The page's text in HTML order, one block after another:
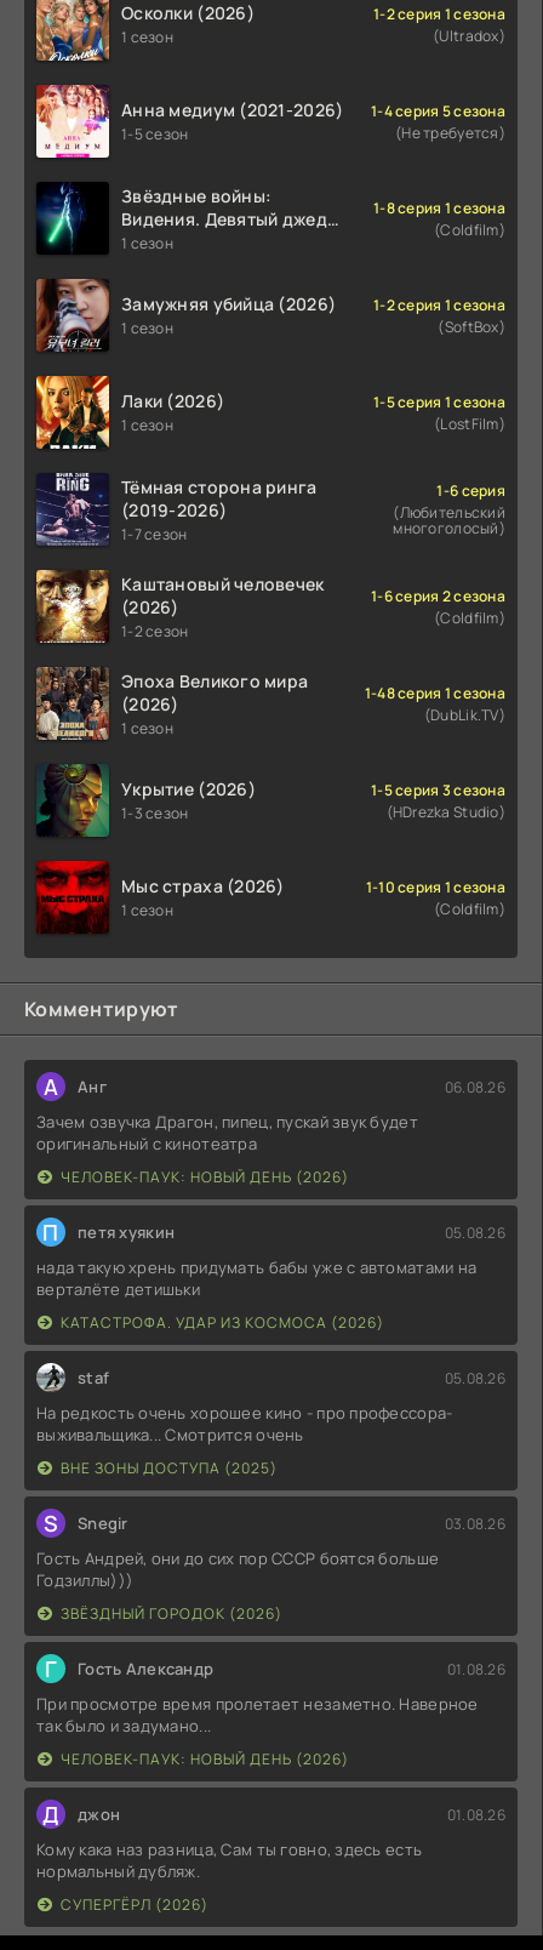
Осколки (2026)
1 сезон
1-2 серия 1 сезона
(Ultradox)
Анна медиум (2021-2026)
1-5 сезон
1-4 серия 5 сезона
(Не требуется)
Звёздные войны:
Видения. Девятый джедай
(2026)
1 сезон
1-8 серия 1 сезона
(Coldfilm)
Замужняя убийца (2026)
1 сезон
1-2 серия 1 сезона
(SoftBox)
Лаки (2026)
1 сезон
1-5 серия 1 сезона
(LostFilm)
Тёмная сторона ринга
(2019-2026)
1-7 сезон
1-6 серия
(Любительский
многоголосый)
Каштановый человечек
(2026)
1-2 сезон
1-6 серия 2 сезона
(Coldfilm)
Эпоха Великого мира
(2026)
1 сезон
1-48 серия 1 сезона
(DubLik.TV)
Укрытие (2026)
1-3 сезон
1-5 серия 3 сезона
(HDrezka Studio)
Мыс страха (2026)
1 сезон
1-10 серия 1 сезона
(Coldfilm)
Комментируют
А Анг 06.08.26
Зачем озвучка Драгон, пипец, пускай звук будет
оригинальный с кинотеатра
ЧЕЛОВЕК-ПАУК: НОВЫЙ ДЕНЬ (2026)
П петя хуякин 05.08.26
нада такую хрень придумать бабы уже с автоматами на
верталёте детишьки
КАТАСТРОФА. УДАР ИЗ КОСМОСА (2026)
staf 05.08.26
На редкость очень хорошее кино - про профессора-
выживальщика... Смотрится очень
ВНЕ ЗОНЫ ДОСТУПА (2025)
S Snegir 03.08.26
Гость Андрей, они до сих пор СССР боятся больше
Годзиллы)))
ЗВЁЗДНЫЙ ГОРОДОК (2026)
Г Гость Александр 01.08.26
При просмотре время пролетает незаметно. Наверное
так было и задумано...
ЧЕЛОВЕК-ПАУК: НОВЫЙ ДЕНЬ (2026)
Д джон 01.08.26
Кому кака наз разница, Сам ты говно, здесь есть
нормальный дубляж.
СУПЕРГЁРЛ (2026)